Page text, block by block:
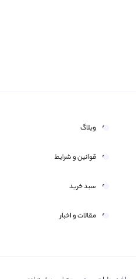
وبلاگ
قوانین و شرایط
سبد خرید
مقالات و اخبار